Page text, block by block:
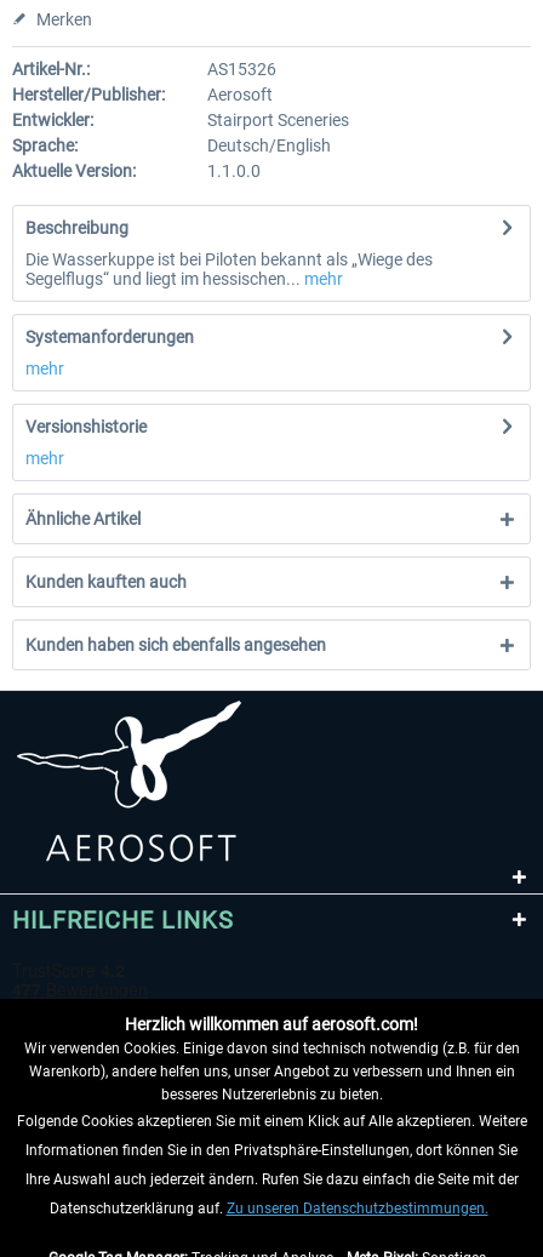
Merken
Artikel-Nr.:
AS15326
Hersteller/Publisher:
Aerosoft
Entwickler:
Stairport Sceneries
Sprache:
Deutsch/English
Aktuelle Version:
1.1.0.0
Beschreibung
Die Wasserkuppe ist bei Piloten bekannt als „Wiege des
Segelflugs“ und liegt im hessischen... mehr
Systemanforderungen
mehr
Versionshistorie
mehr
Ähnliche Artikel
Kunden kauften auch
Kunden haben sich ebenfalls angesehen
HILFREICHE LINKS
VERTRAG WIDERRUFEN
INFORMATIONEN
Herzlich willkommen auf aerosoft.com!
Wir verwenden Cookies. Einige davon sind technisch notwendig (z.B. für den
Warenkorb), andere helfen uns, unser Angebot zu verbessern und Ihnen ein
besseres Nutzererlebnis zu bieten.
Folgende Cookies akzeptieren Sie mit einem Klick auf Alle akzeptieren. Weitere
Informationen finden Sie in den Privatsphäre-Einstellungen, dort können Sie
Ihre Auswahl auch jederzeit ändern. Rufen Sie dazu einfach die Seite mit der
Datenschutzerklärung auf. Zu unseren Datenschutzbestimmungen.